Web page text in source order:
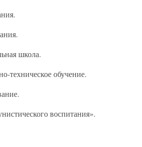
школа.
техническое обучение.
воспитания».